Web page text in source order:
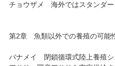
チョウザメ 海外ではスタンダー
第2章 魚類以外での養殖の可能
バナメイ 閉鎖循環式陸上養殖シ